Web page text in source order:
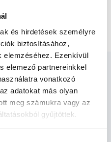
és hirdetések személyre
biztosításához,
elemzéséhez. Ezenkívül
elemező partnereinkkel
vonatkozó
adatokat más olyan
meg számukra vagy az
gyűjtöttek.
VIII.